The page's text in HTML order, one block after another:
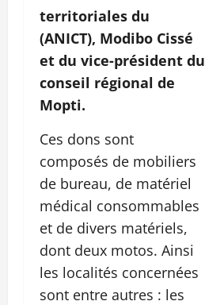
territoriales du
(ANICT), Modibo Cissé
et du vice-président du
conseil régional de
Mopti.
Ces dons sont
composés de mobiliers
de bureau, de matériel
médical consommables
et de divers matériels,
dont deux motos. Ainsi
les localités concernées
sont entre autres : les